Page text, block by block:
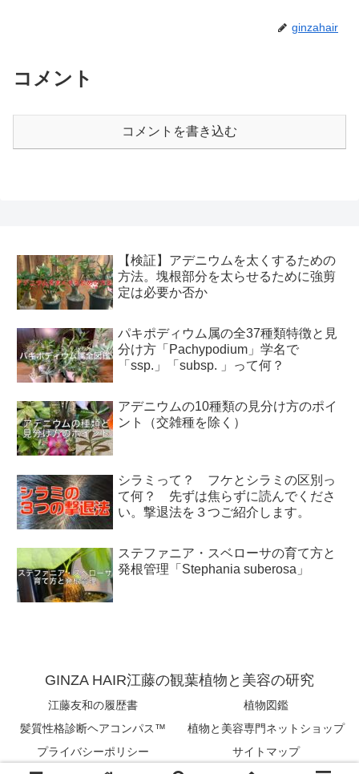
ginzahair
コメント
コメントを書き込む
【検証】アデニウムを太くするための
方法。塊根部分を太らせるために強剪
定は必要か否か
パキポディウム属の全37種類特徴と見
分け方「Pachypodium」学名で
「ssp.」「subsp. 」って何？
アデニウムの10種類の見分け方のポイ
ント（交雑種を除く）
シラミって？ フケとシラミの区別っ
て何？ 先ずは焦らずに読んでくださ
い。撃退法を３つご紹介します。
ステファニア・スベローサの育て方と
発根管理「Stephania suberosa」
GINZA HAIR江藤の観葉植物と美容の研究
江藤友和の履歴書
植物図鑑
髪質性格診断ヘアコンパス™︎
植物と美容専門ネットショップ
プライバシーポリシー
サイトマップ